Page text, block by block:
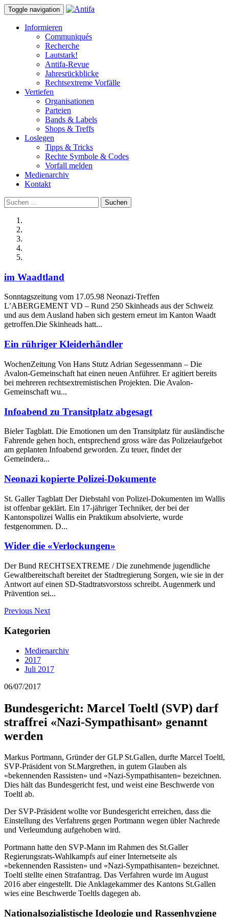
Toggle navigation
Informieren
Communiqués
Recherche
Lautstark!
Antifa-Revue
Jahresrückblicke
Rechtsextreme Vorfälle
Vertiefen
Organisationen
Parteien
Bands & Labels
Shops & Treffs
Loslegen
Tipps & Tricks
Rechte Symbole & Codes
Vorfall melden
Medienarchiv
Kontakt
Suchen
nach:
im Waadtland
Sonntagszeitung vom 17.05.98 Neonazi-Treffen
L’ABERGEMENT VD – Rund 250 Skinheads aus der Schweiz
und aus dem Ausland haben sich gestern erneut im Kanton Waadt
getroffen.Die Skinheads hatt...
Ein rühriger Kleiderhändler
WochenZeitung Von Hans Stutz Adrian Segessenmann – Die
Avalon-Gemeinschaft hat einen neuen Anführer. Er agitiert bereits
bei mehreren rechtsextremistischen Projekten. Die Avalon-
Gemeinschaft wu...
Infoabend zu Transitplatz abgesagt
Bieler Tagblatt. Die Emotionen um den Transitplatz für ausländische
Fahrende gehen hoch, entsprechend gross wäre das Polizeiaufgebot
am geplanten Infoabend geworden. Zu teuer, findet der
Gemeindera...
Neonazi kopierte Polizei-Dokumente
St. Galler Tagblatt Der Diebstahl von Polizei-Dokumenten im Wallis
ist offenbar geklärt. Ein 17-jähriger Techniker, der bei der
Kantonspolizei Wallis ein Praktikum absolvierte, wurde
festgenommen. D...
Wider die «Verlockungen»
Der Bund RECHTSEXTREME / Die zunehmende jugendliche
Gewaltbereitschaft bereitet der Stadtregierung Sorgen, wie sie in der
Antwort auf einen SD-Stadtratsvorstoss schreibt. Augenmerk und
Prävention sei...
Previous Next
Kategorien
Medienarchiv
2017
Juli 2017
06/07/2017
Bundesgericht: Marcel Toeltl (SVP) darf
straffrei «Nazi-Sympathisant» genannt
werden
Markus Portmann, Gründer der GLP St.Gallen, durfte Marcel Toeltl,
SVP-Präsident von St.Margrethen, in gutem Glauben als
«bekennenden Rassisten» und «Nazi-Sympathisanten» bezeichnen.
Dies hält das Bundesgericht fest, und weist eine Beschwerde von
Toeltl ab.
Der SVP-Präsident wollte vor Bundesgericht erreichen, dass die
Einstellung des Verfahrens gegen Portmann wegen übler Nachrede
und Verleumdung aufgehoben wird.
Portmann hatte den SVP-Mann im Rahmen des St.Galler
Regierungsrats-Wahlkampfs auf einer Internetseite als
«bekennenden Rassisten» und «Nazi-Sympathisanten» bezeichnet.
Toeltl stellte einen Strafantrag. Das Verfahren wurde im August
2016 aber eingestellt. Die Anklagekammer des Kantons St.Gallen
wies eine Beschwerde Toeltls dagegen ab.
Nationalsozialistische Ideologie und Rassenhygiene